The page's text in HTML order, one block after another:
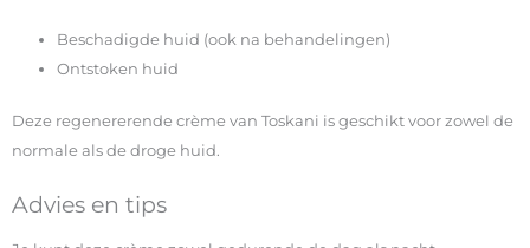
Beschadigde huid (ook na behandelingen)
Ontstoken huid
Deze regenererende crème van Toskani is geschikt voor zowel de
normale als de droge huid.
Advies en tips